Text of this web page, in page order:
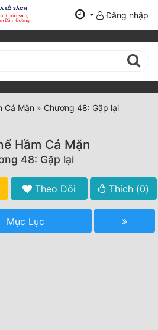
Đăng nhập
Cá Mặn » Chương 48: Gặp lại
Hầm Cá Mặn
48: Gặp lại
Theo Dõi Thích (0)
Mục Lục